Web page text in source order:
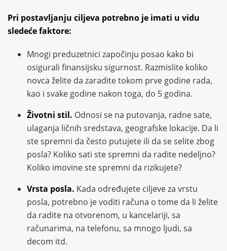
Pri postavljanju ciljeva potrebno je imati u vidu
sledeće faktore:
Mnogi preduzetnici započinju posao kako bi
osigurali finansijsku sigurnost. Razmislite koliko
novca želite da zaradite tokom prve godine rada,
kao i svake godine nakon toga, do 5 godina.
Životni stil. Odnosi se na putovanja, radne sate,
ulaganja ličnih sredstava, geografske lokacije. Da li
ste spremni da često putujete ili da se selite zbog
posla? Koliko sati ste spremni da radite nedeljno?
Koliko imovine ste spremni da rizikujete?
Vrsta posla. Kada određujete ciljeve za vrstu
posla, potrebno je voditi računa o tome da li želite
da radite na otvorenom, u kancelariji, sa
računarima, na telefonu, sa mnogo ljudi, sa
decom itd.